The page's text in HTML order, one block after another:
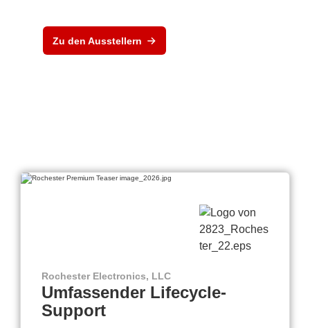
Zu den Ausstellern
Rochester Electronics, LLC
Umfassender Lifecycle-
Support